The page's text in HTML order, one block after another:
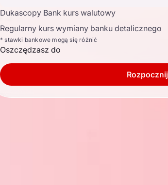
Dukascopy Bank kurs walutowy
Regularny kurs wymiany banku detalicznego
* stawki bankowe mogą się różnić
Oszczędzasz do
Rozpocznij